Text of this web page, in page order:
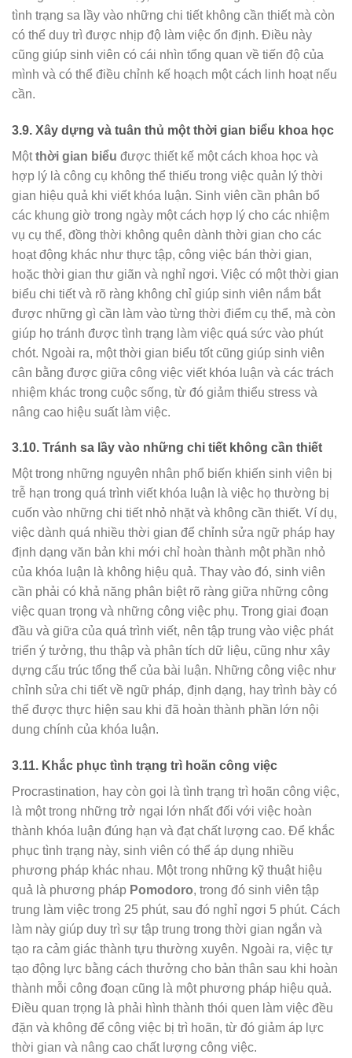
tình trạng sa lầy vào những chi tiết không cần thiết mà còn
có thể duy trì được nhịp độ làm việc ổn định. Điều này
cũng giúp sinh viên có cái nhìn tổng quan về tiến độ của
mình và có thể điều chỉnh kế hoạch một cách linh hoạt nếu
cần.
3.9. Xây dựng và tuân thủ một thời gian biểu khoa học
Mộtthời gian biểu được thiết kế một cách khoa học và
hợp lý là công cụ không thể thiếu trong việc quản lý thời
gian hiệu quả khi viết khóa luận. Sinh viên cần phân bổ
các khung giờ trong ngày một cách hợp lý cho các nhiệm
vụ cụ thể, đồng thời không quên dành thời gian cho các
hoạt động khác như thực tập, công việc bán thời gian,
hoặc thời gian thư giãn và nghỉ ngơi. Việc có một thời gian
biểu chi tiết và rõ ràng không chỉ giúp sinh viên nắm bắt
được những gì cần làm vào từng thời điểm cụ thể, mà còn
giúp họ tránh được tình trạng làm việc quá sức vào phút
chót. Ngoài ra, một thời gian biểu tốt cũng giúp sinh viên
cân bằng được giữa công việc viết khóa luận và các trách
nhiệm khác trong cuộc sống, từ đó giảm thiểu stress và
nâng cao hiệu suất làm việc.
3.10. Tránh sa lầy vào những chi tiết không cần thiết
Một trong những nguyên nhân phổ biến khiến sinh viên bị
trễ hạn trong quá trình viết khóa luận là việc họ thường bị
cuốn vào những chi tiết nhỏ nhặt và không cần thiết. Ví dụ,
việc dành quá nhiều thời gian để chỉnh sửa ngữ pháp hay
định dạng văn bản khi mới chỉ hoàn thành một phần nhỏ
của khóa luận là không hiệu quả. Thay vào đó, sinh viên
cần phải có khả năng phân biệt rõ ràng giữa những công
việc quan trọng và những công việc phụ. Trong giai đoạn
đầu và giữa của quá trình viết, nên tập trung vào việc phát
triển ý tưởng, thu thập và phân tích dữ liệu, cũng như xây
dựng cấu trúc tổng thể của bài luận. Những công việc như
chỉnh sửa chi tiết về ngữ pháp, định dạng, hay trình bày có
thể được thực hiện sau khi đã hoàn thành phần lớn nội
dung chính của khóa luận.
3.11. Khắc phục tình trạng trì hoãn công việc
Procrastination, hay còn gọi là tình trạng trì hoãn công việc,
là một trong những trở ngại lớn nhất đối với việc hoàn
thành khóa luận đúng hạn và đạt chất lượng cao. Để khắc
phục tình trạng này, sinh viên có thể áp dụng nhiều
phương pháp khác nhau. Một trong những kỹ thuật hiệu
quả là phương pháp Pomodoro, trong đó sinh viên tập
trung làm việc trong 25 phút, sau đó nghỉ ngơi 5 phút. Cách
làm này giúp duy trì sự tập trung trong thời gian ngắn và
tạo ra cảm giác thành tựu thường xuyên. Ngoài ra, việc tự
tạo động lực bằng cách thưởng cho bản thân sau khi hoàn
thành mỗi công đoạn cũng là một phương pháp hiệu quả.
Điều quan trọng là phải hình thành thói quen làm việc đều
đặn và không để công việc bị trì hoãn, từ đó giảm áp lực
thời gian và nâng cao chất lượng công việc.